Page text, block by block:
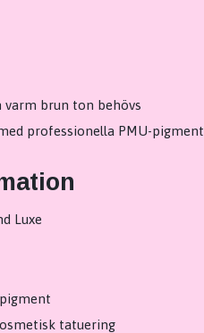
varm brun ton behövs
professionella PMU-pigment
Luxe
tatuering